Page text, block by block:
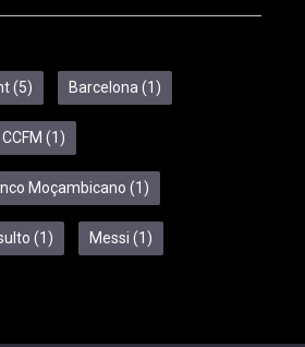
(5) Barcelona (1)
CCFM (1)
Moçambicano (1)
(1) Messi (1)